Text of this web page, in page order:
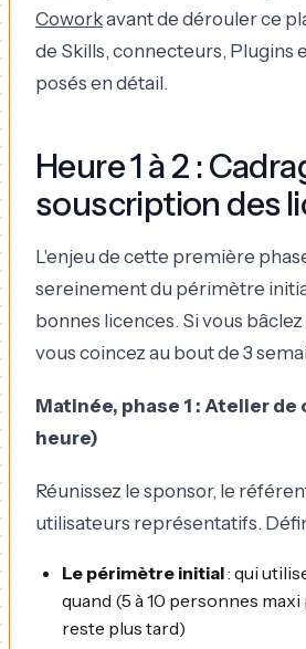
Coworkavant de dérouler ce
de Skills, connecteurs, Plugins
posés en détail.
Heure 1 à 2 :
souscription des
L'enjeu de cette première
sereinement du périmètre
bonnes licences. Si vous
vous coincez au bout de 3
Matinée, phase 1 : Atelier de
heure)
Réunissez le sponsor, le
utilisateurs représentatifs.
Le périmètre initial: qui
quand (5 à 10 personnes
reste plus tard)